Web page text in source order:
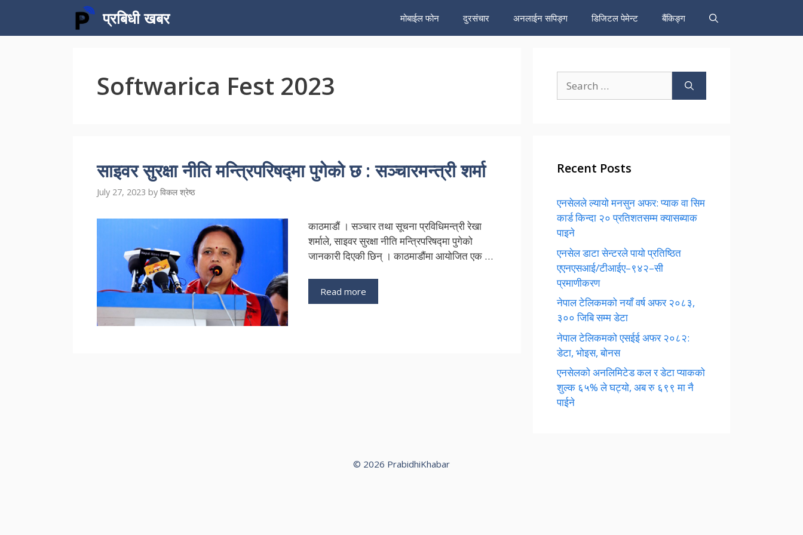
content
प्रबिधी खबर मोबाईल फोन दुरसंचार अनलाईन सपिङ्ग डिजिटल पेमेन्ट बैंकिङ्ग
Softwarica Fest 2023
साइवर सुरक्षा नीति मन्त्रिपरिषद्मा पुगेको छ : सञ्चारमन्त्री शर्मा
July 27, 2023 by विकल श्रेष्ठ
काठमाडौं । सञ्चार तथा सूचना प्रविधिमन्त्री रेखा
शर्माले, साइवर सुरक्षा नीति मन्त्रिपरिषद्मा पुगेको
जानकारी दिएकी छिन् । काठमाडौंमा आयोजित एक …
Read more
for:
Recent Posts
एनसेलले ल्यायो मनसुन अफर: प्याक वा सिम
कार्ड किन्दा २० प्रतिशतसम्म क्यासब्याक
पाइने
एनसेल डाटा सेन्टरले पायो प्रतिष्ठित
एएनएसआई/टीआईए–९४२–सी
प्रमाणीकरण
नेपाल टेलिकमको नयाँ वर्ष अफर २०८३,
३०० जिबि सम्म डेटा
नेपाल टेलिकमको एसईई अफर २०८२:
डेटा, भोइस, बोनस
एनसेलको अनलिमिटेड कल र डेटा प्याकको
शुल्क ६५% ले घट्यो, अब रु ६९९ मा नै
पाईने
© 2026 PrabidhiKhabar